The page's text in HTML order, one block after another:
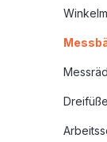
Dreifüße